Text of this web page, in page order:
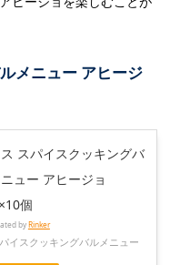
メニュー アヒージ
スパイスクッキングバ
ュー アヒージョ
個
byRinker
イスクッキングバルメニュー